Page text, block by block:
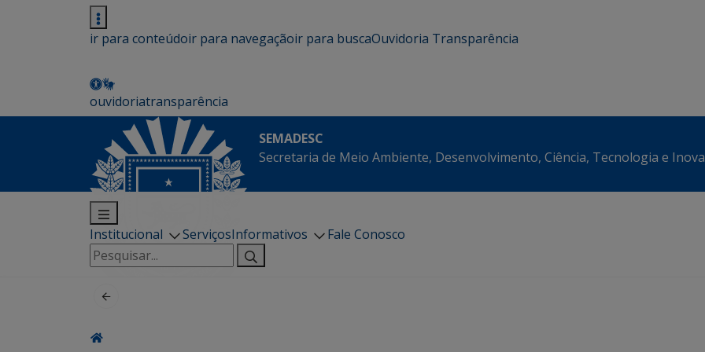
ir para conteúdoir para navegaçãoir para buscaOuvidoria Transparência
ouvidoriatransparência
SEMADESC
Secretaria de Meio Ambiente, Desenvolvimento, Ciência, Tecnologia e
Institucional ServiçosInformativos
Fale Conosco
Pesquisar
por: